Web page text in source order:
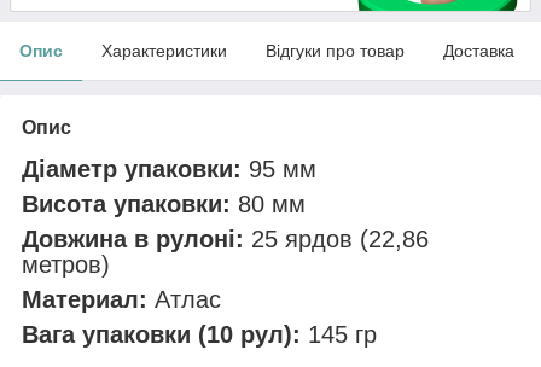
Опис Характеристики Відгуки про товар Доставка
Опис
Діаметр упаковки: 95 мм
Висота упаковки: 80 мм
Довжина в рулоні: 25 ярдов (22,86
метров)
Материал: Атлас
Вага упаковки (10 рул): 145 гр